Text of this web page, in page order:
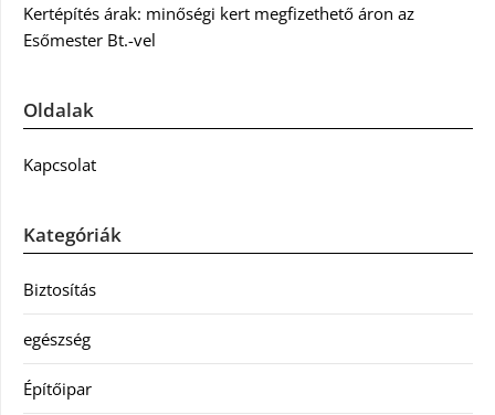
Kertépítés árak: minőségi kert megfizethető áron az
Esőmester Bt.-vel
Oldalak
Kapcsolat
Kategóriák
Biztosítás
egészség
Építőipar